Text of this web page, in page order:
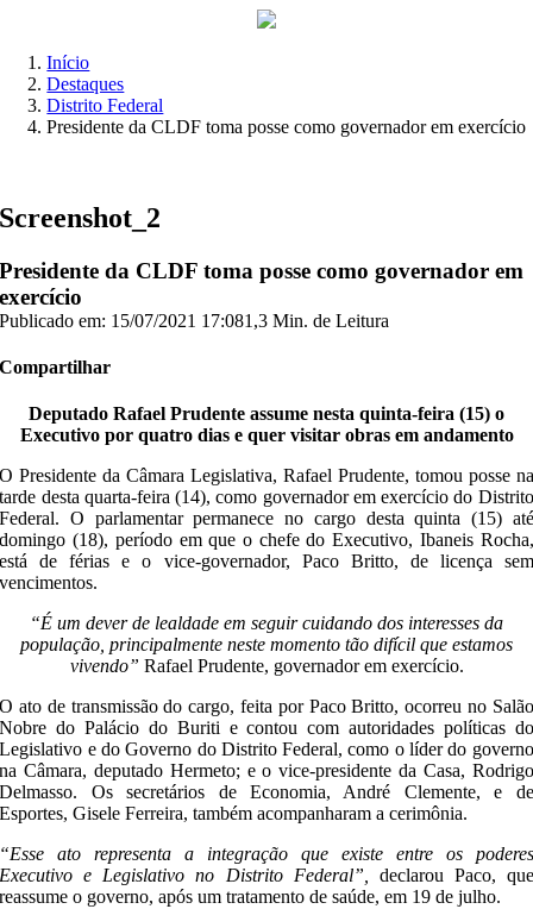
Início
Destaques
Distrito Federal
Presidente da CLDF toma posse como governador em exercício
Screenshot_2
Presidente da CLDF toma posse como governador em
exercício
Publicado em: 15/07/2021 17:081,3 Min. de Leitura
Compartilhar
Deputado Rafael Prudente assume nesta quinta-feira (15) o
Executivo por quatro dias e quer visitar obras em andamento
O Presidente da Câmara Legislativa, Rafael Prudente, tomou posse na
tarde desta quarta-feira (14), como governador em exercício do Distrito
Federal. O parlamentar permanece no cargo desta quinta (15) até
domingo (18), período em que o chefe do Executivo, Ibaneis Rocha,
está de férias e o vice-governador, Paco Britto, de licença sem
vencimentos.
“É um dever de lealdade em seguir cuidando dos interesses da
população, principalmente neste momento tão difícil que estamos
vivendo” Rafael Prudente, governador em exercício.
O ato de transmissão do cargo, feita por Paco Britto, ocorreu no Salão
Nobre do Palácio do Buriti e contou com autoridades políticas do
Legislativo e do Governo do Distrito Federal, como o líder do governo
na Câmara, deputado Hermeto; e o vice-presidente da Casa, Rodrigo
Delmasso. Os secretários de Economia, André Clemente, e de
Esportes, Gisele Ferreira, também acompanharam a cerimônia.
“Esse ato representa a integração que existe entre os poderes
Executivo e Legislativo no Distrito Federal”,
declarou Paco, que
reassume o governo, após um tratamento de saúde, em 19 de julho.